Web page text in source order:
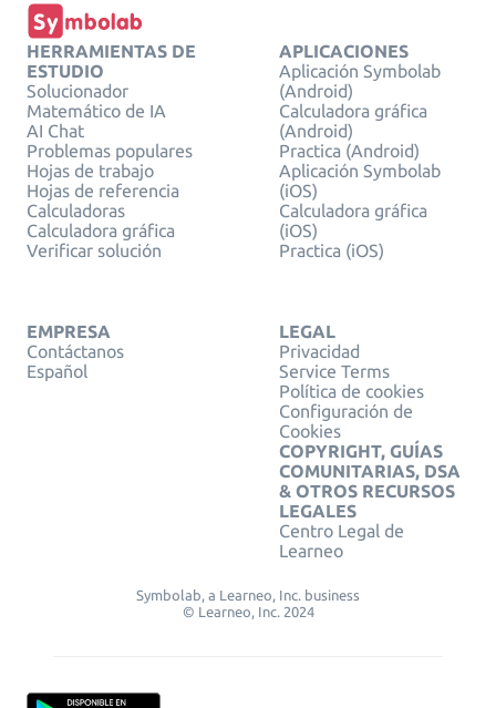
HERRAMIENTAS DE
ESTUDIO
Solucionador
Matemático de IA
AI Chat
Problemas populares
Hojas de trabajo
Hojas de referencia
Calculadoras
Calculadora gráfica
Verificar solución
APLICACIONES
Aplicación Symbolab
(Android)
Calculadora gráfica
(Android)
Practica (Android)
Aplicación Symbolab
(iOS)
Calculadora gráfica
(iOS)
Practica (iOS)
EMPRESA
Contáctanos
Español
LEGAL
Privacidad
Service Terms
Política de cookies
Configuración de
Cookies
COPYRIGHT, GUÍAS
COMUNITARIAS, DSA
& OTROS RECURSOS
LEGALES
Centro Legal de
Learneo
Symbolab, a Learneo, Inc. business
© Learneo, Inc. 2024